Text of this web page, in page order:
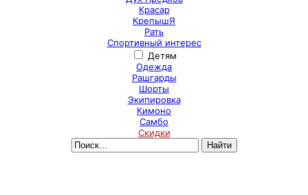
Красар
КрепышЯ
Рать
Спортивный интерес
Детям
Одежда
Рашгарды
Шорты
Экипировка
Кимоно
Самбо
Скидки